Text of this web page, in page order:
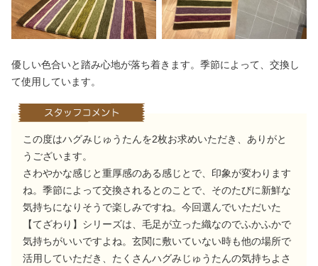
優しい色合いと踏み心地が落ち着きます。季節によって、交換し
て使用しています。
この度はハグみじゅうたんを2枚お求めいただき、ありがと
うございます。
さわやかな感じと重厚感のある感じとで、印象が変わります
ね。季節によって交換されるとのことで、そのたびに新鮮な
気持ちになりそうで楽しみですね。今回選んでいただいた
【てざわり】シリーズは、毛足が立った織なのでふかふかで
気持ちがいいですよね。玄関に敷いていない時も他の場所で
活用していただき、たくさんハグみじゅうたんの気持ちよさ